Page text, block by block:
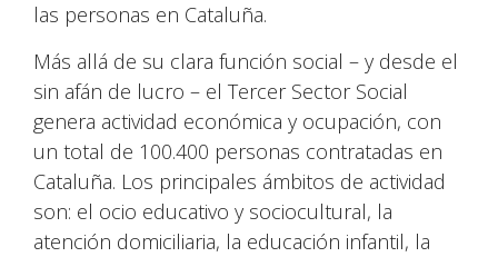
las personas en Cataluña.
Más allá de su clara función social – y desde el
sin afán de lucro – el Tercer Sector Social
genera actividad económica y ocupación, con
un total de 100.400 personas contratadas en
Cataluña. Los principales ámbitos de actividad
son: el ocio educativo y sociocultural, la
atención domiciliaria, la educación infantil, la